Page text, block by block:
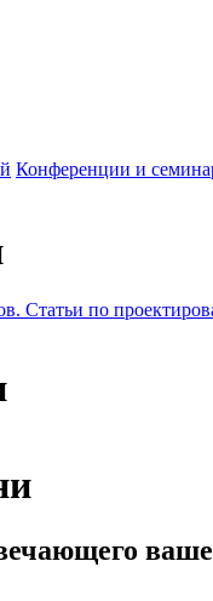
Конференции и
Статьи по